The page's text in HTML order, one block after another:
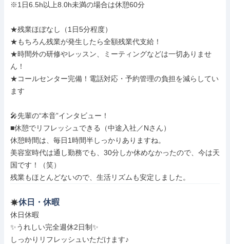
※1日6.5h以上8.0h未満の場合は休憩60分
★残業ほぼなし（1日5分程度）
★もちろん残業が発生したら全額残業代支給！
★時間外の研修やレッスン、ミーティングなどは一切ありませ
ん！
★コールセンター完備！電話対応・予約管理の負担を減らしてい
ます
🎤先輩の“本音”インタビュー！
■休憩でリフレッシュできる（中途入社／Nさん）
休憩時間は、毎日1時間半しっかりありますね。
美容室時代は通し勤務でも、30分しか休めなかったので、今は天
国です！（笑）
残業もほとんどないので、生活リズムも安定しました。
休日・休暇
休日休暇
✨うれしい完全週休2日制✨
しっかりリフレッシュいただけます♪